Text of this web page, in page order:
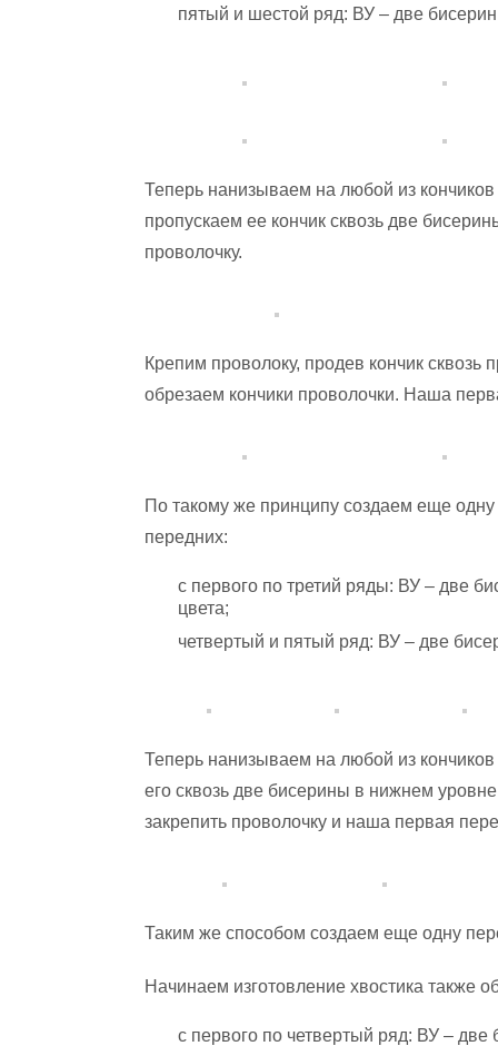
пятый и шестой ряд: ВУ – две
Теперь нанизываем на любой из
пропускаем ее кончик сквозь две
проволочку.
Крепим проволоку, продев кончик
обрезаем кончики проволочки. Наша
По такому же принципу создаем еще
передних:
с первого по третий ряды: ВУ – две
цвета;
четвертый и пятый ряд: ВУ – две
Теперь нанизываем на любой из
его сквозь две бисерины в нижнем
закрепить проволочку и наша первая
Таким же способом создаем еще одну
Начинаем изготовление хвостика также
с первого по четвертый ряд: ВУ –